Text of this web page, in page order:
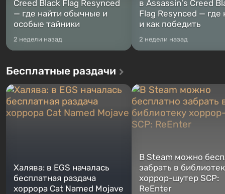
Creed Black Flag Resynced
— где найти обычные и
особые тайники
2 недели назад
в Assassin's Creed
Flag Resynced — где
и как победить
2 недели назад
Бесплатные раздачи
Халява: в EGS началась
бесплатная раздача
хоррора Cat Named Mojave
В Steam можно
забрать в
хоррор-шутер SCP:
ReEnter